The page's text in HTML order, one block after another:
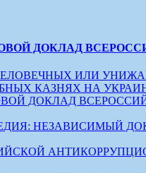
ДОКЛАД
ИЛИ
КАЗНЯХ НА УКРАИНЕ В
ДОКЛАД
НЕЗАВИСИМЫЙ